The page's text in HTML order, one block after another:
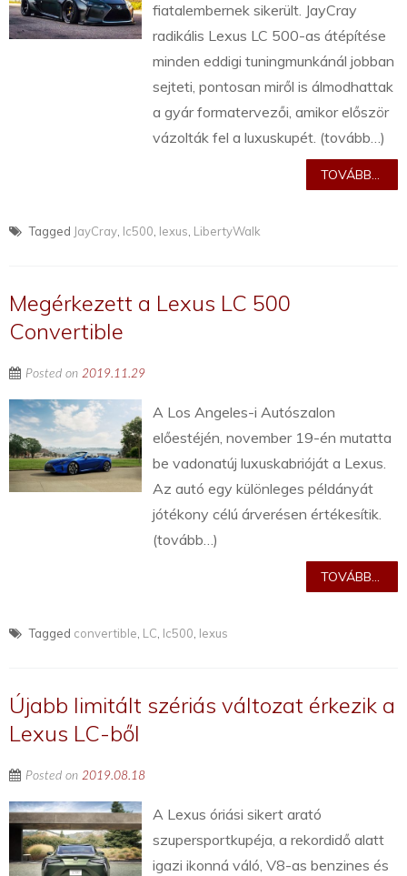
fiatalembernek sikerült. JayCray
radikális Lexus LC 500-as átépítése
minden eddigi tuningmunkánál jobban
sejteti, pontosan miről is álmodhattak
a gyár formatervezői, amikor először
vázolták fel a luxuskupét. (tovább…)
TOVÁBB...
Tagged JayCray lc500 lexus LibertyWalk
Megérkezett a Lexus LC 500
Convertible
Posted on 2019.11.29
A Los Angeles-i Autószalon
előestéjén, november 19-én mutatta
be vadonatúj luxuskabrióját a Lexus.
Az autó egy különleges példányát
jótékony célú árverésen értékesítik.
(tovább…)
TOVÁBB...
Tagged convertible LC lc500 lexus
Újabb limitált szériás változat érkezik a
Lexus LC-ből
Posted on 2019.08.18
A Lexus óriási sikert arató
szupersportkupéja, a rekordidő alatt
igazi ikonná váló, V8-as benzines és